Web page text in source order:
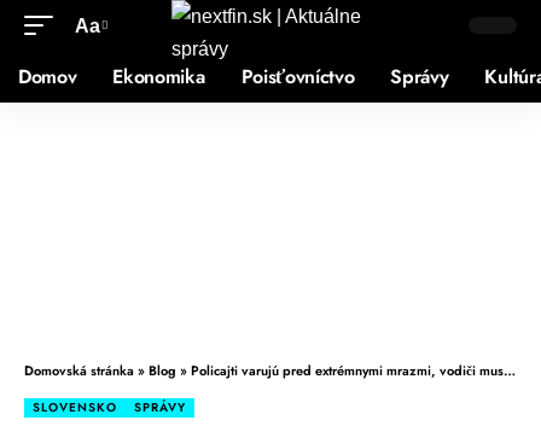
Aa
Domov Ekonomika Poisťovníctvo Správy
Domovská stránka»Blog »Policajti varujú pred extrémnymi mrazmi, vodiči musia byť mimoriadne opatrní a rátať s časovou rezervou
SLOVENSKO SPRÁVY